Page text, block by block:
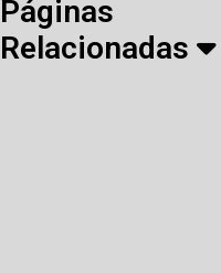
Páginas
Relacionadas